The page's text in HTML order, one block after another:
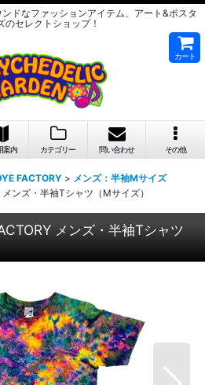
ドなファッションアイテム、アート&ポスタ
のセレクトショップ！
カート
案内 カテゴリー 問い合わせ その他
FACTORY > メンズ：半袖Mサイズ
ンズ・半袖Tシャツ（Mサイズ）
メンズ・半袖Tシャツ